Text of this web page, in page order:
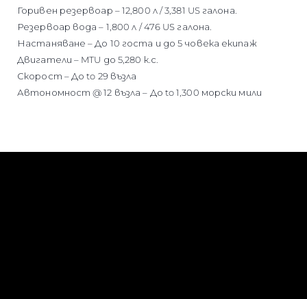
Горивен резервоар – 12,800 л / 3,381 US галона.
Резервоар вода – 1,800 л / 476 US галона.
Настаняване – До 10 госта и до 5 човека екипаж
Двигатели – MTU до 5,280 к.с.
Скорост – До to 29 възла
Автономност @ 12 възла – До to 1,300 морски мили